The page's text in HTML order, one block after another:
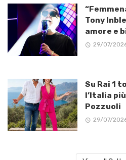
Tony
amore e
29/07/
Su Rai 1
l’Italia
Pozzuoli
29/07/